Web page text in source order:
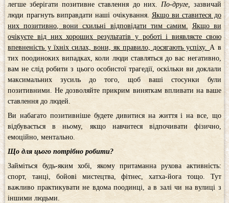
легше зберігати позитивне ставлення до них. По-друге, зазвичай
люди прагнуть виправдати наші очікування. Якщо ви ставитеся до
них позитивно, вони схильні відповідати тим самим. Якщо ви
очікуєте від них хороших результатів у роботі і виявляєте свою
впевненість у їхніх силах, вони, як правило, досягають успіху.А в
тих поодиноких випадках, коли люди ставляться до вас негативно,
вам не слід робити з цього особистої трагедії, оскільки ви доклали
максимальних зусиль до того, щоб ваші стосунки були
позитивними. Не дозволяйте прикрим виняткам впливати на ваше
ставлення до людей.
Ви набагато позитивніше будете дивитися на життя і на все, що
відбувається в ньому, якщо навчитеся відпочивати фізично,
емоційно, ментально.
Що для цього потрібно робити?
Займіться будь-яким хобі, якому притаманна рухова активність:
спорт, танці, бойові мистецтва, фітнес, хатха-йога тощо. Тут
важливо практикувати не вдома поодинці, а в залі чи на вулиці з
іншими людьми.